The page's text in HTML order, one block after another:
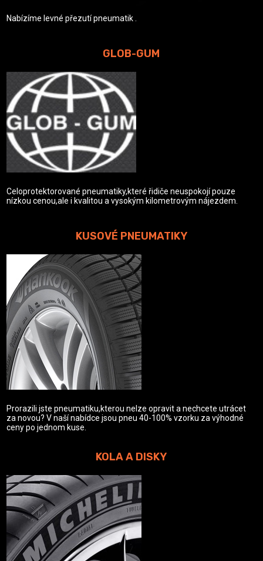
Nabízíme levné přezutí pneumatik .
GLOB-GUM
Celoprotektorované pneumatiky,které řidiče neuspokojí pouze
nízkou cenou,ale i kvalitou a vysokým kilometrovým nájezdem.
KUSOVÉ PNEUMATIKY
Prorazili jste pneumatiku,kterou nelze opravit a nechcete utrácet
za novou? V naší nabídce jsou pneu 40-100% vzorku za výhodné
ceny po jednom kuse.
KOLA A DISKY